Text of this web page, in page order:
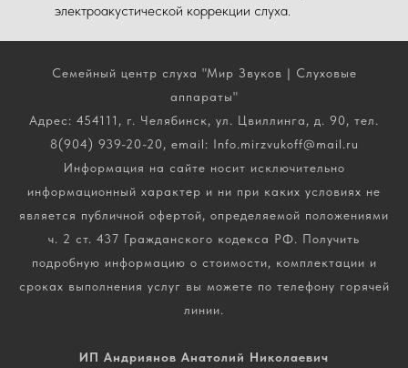
электроакустической коррекции слуха.
Семейный центр слуха "Мир Звуков | Слуховые
аппараты"
Адрес: 454111, г. Челябинск, ул. Цвиллинга, д. 90, тел.
8(904) 939-20-20, email: Info.mirzvukoff@mail.ru
Информация на сайте носит исключительно
информационный характер и ни при каких условиях не
является публичной офертой, определяемой положениями
ч. 2 ст. 437 Гражданского кодекса РФ. Получить
подробную информацию о стоимости, комплектации и
сроках выполнения услуг вы можете по телефону горячей
линии.
ИП Андриянов Анатолий Николаевич